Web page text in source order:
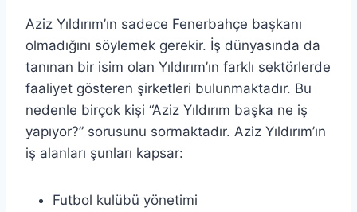
Aziz Yıldırım’ın sadece Fenerbahçe başkanı
olmadığını söylemek gerekir. İş dünyasında da
tanınan bir isim olan Yıldırım’ın farklı sektörlerde
faaliyet gösteren şirketleri bulunmaktadır. Bu
nedenle birçok kişi “Aziz Yıldırım başka ne iş
yapıyor?” sorusunu sormaktadır. Aziz Yıldırım’ın
iş alanları şunları kapsar:
Futbol kulübü yönetimi